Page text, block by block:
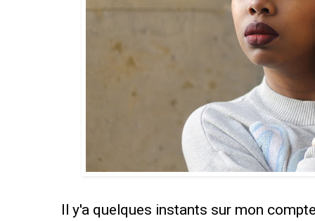
Il y'a quelques instants sur mon